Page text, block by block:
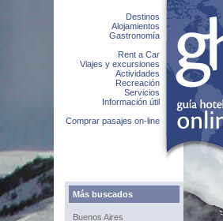
Destinos
Alojamientos
Gastronomía
Rent a Car
Viajes y excursiones
Actividades
Recreación
Servicios
Información útil
Comprar pasajes on-line
Más buscados
Buenos Aires